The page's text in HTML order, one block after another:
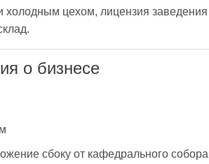
холодным цехом, лицензия
о бизнесе
сбоку от кафедрального